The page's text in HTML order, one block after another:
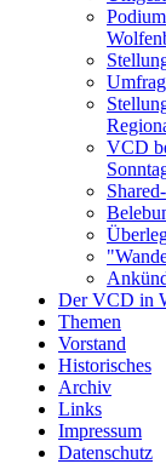
VCD
Der VCD in
Themen
Vorstand
Historisches
Archiv
Links
Impressum
Datenschutz